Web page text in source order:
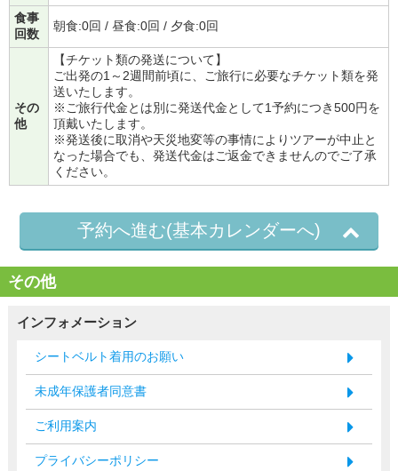
食事
回数
朝食:0回 / 昼食:0回 / 夕食:0回
その
他
【チケット類の発送について】
ご出発の1～2週間前頃に、ご旅行に必要なチケット類を発
送いたします。
※ご旅行代金とは別に発送代金として1予約につき500円を
頂戴いたします。
※発送後に取消や天災地変等の事情によりツアーが中止と
なった場合でも、発送代金はご返金できませんのでご了承
ください。
予約へ進む(基本カレンダーへ)
その他
インフォメーション
シートベルト着用のお願い
未成年保護者同意書
ご利用案内
プライバシーポリシー